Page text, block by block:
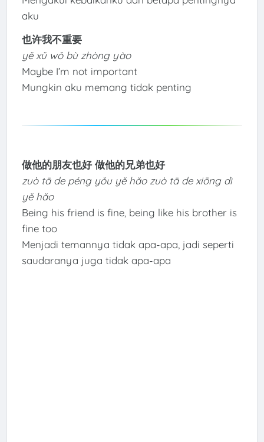
aku
也许我不重要
yě xǔ wǒ bù zhòng yào
Maybe I’m not important
Mungkin aku memang tidak penting
做他的朋友也好 做他的兄弟也好
zuò tā de péng yǒu yě hǎo zuò tā de xiōng dì
yě hǎo
Being his friend is fine, being like his brother is
fine too
Menjadi temannya tidak apa-apa, jadi seperti
saudaranya juga tidak apa-apa